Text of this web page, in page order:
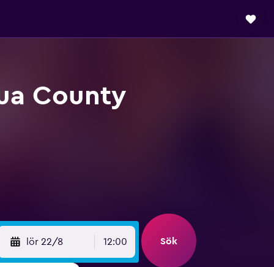
County
lör 22/8 12:00 Sök